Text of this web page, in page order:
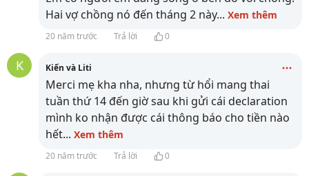
Hai vợ chồng nó đến tháng 2 này... Xem thêm
20 năm trước Trả lời 0
K Kiến và Liti
Merci mẹ kha nha, nhưng từ hổi mang thai
tuần thứ 14 đến giờ sau khi gửi cái declaration
mình ko nhận được cái thông báo cho tiền nào
hết... Xem thêm
20 năm trước Trả lời 0